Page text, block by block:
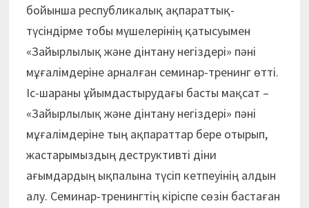
бойынша республикалық ақпараттық-
түсіндірме тобы мүшелерінің қатысуымен
«Зайырлылық және дінтану негіздері» пәні
мұғалімдеріне арналған семинар-тренинг өтті.
Іс-шараны ұйымдастырудағы басты мақсат –
«Зайырлылық және дінтану негіздері» пәні
мұғалімдеріне тың ақпараттар бере отырып,
жастарымыздың деструктивті діни
ағымдардың ықпалына түсіп кетпеуінің алдын
алу. Семинар-тренингтің кіріспе сөзін бастаған